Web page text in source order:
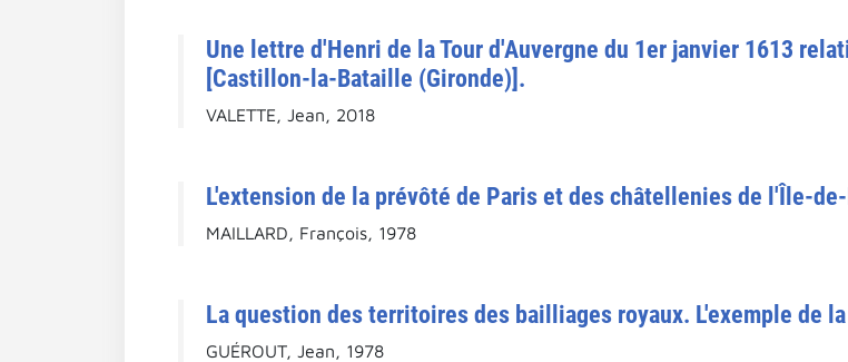
Une lettre d'Henri de la Tour d'Auvergne du 1er janvier 1613
[Castillon-la-Bataille (Gironde)].
VALETTE, Jean, 2018
L'extension de la prévôté de Paris et des châtellenies de l'Île-
MAILLARD, François, 1978
La question des territoires des bailliages royaux. L'exemple de
GUÉROUT, Jean, 1978